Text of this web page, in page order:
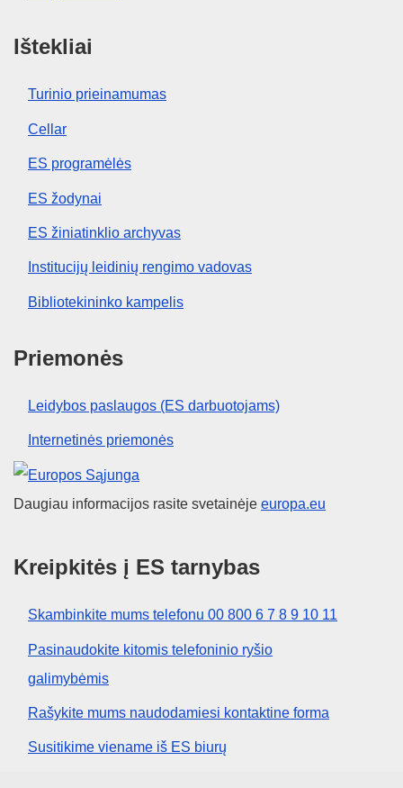
Ištekliai
Turinio prieinamumas
Cellar
ES programėlės
ES žodynai
ES žiniatinklio archyvas
Institucijų leidinių rengimo vadovas
Bibliotekininko kampelis
Priemonės
Leidybos paslaugos (ES darbuotojams)
Internetinės priemonės
Europos Sąjunga
Daugiau informacijos rasite svetainėje europa.eu
Kreipkitės į ES tarnybas
Skambinkite mums telefonu 00 800 6 7 8 9 10 11
Pasinaudokite kitomis telefoninio ryšio
galimybėmis
Rašykite mums naudodamiesi kontaktine forma
Susitikime viename iš ES biurų